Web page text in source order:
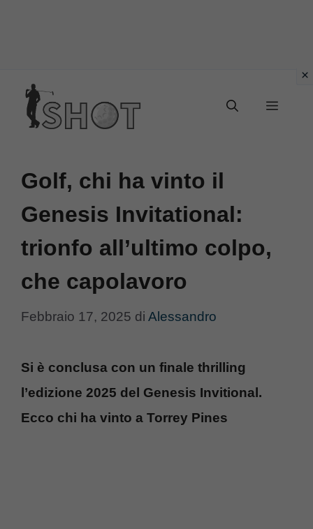
contenuto
Menu
Golf, chi ha vinto il
Genesis Invitational:
trionfo all’ultimo colpo,
che capolavoro
Febbraio 17, 2025 di Alessandro
Si è conclusa con un finale thrilling
l’edizione 2025 del Genesis Invitional.
Ecco chi ha vinto a Torrey Pines